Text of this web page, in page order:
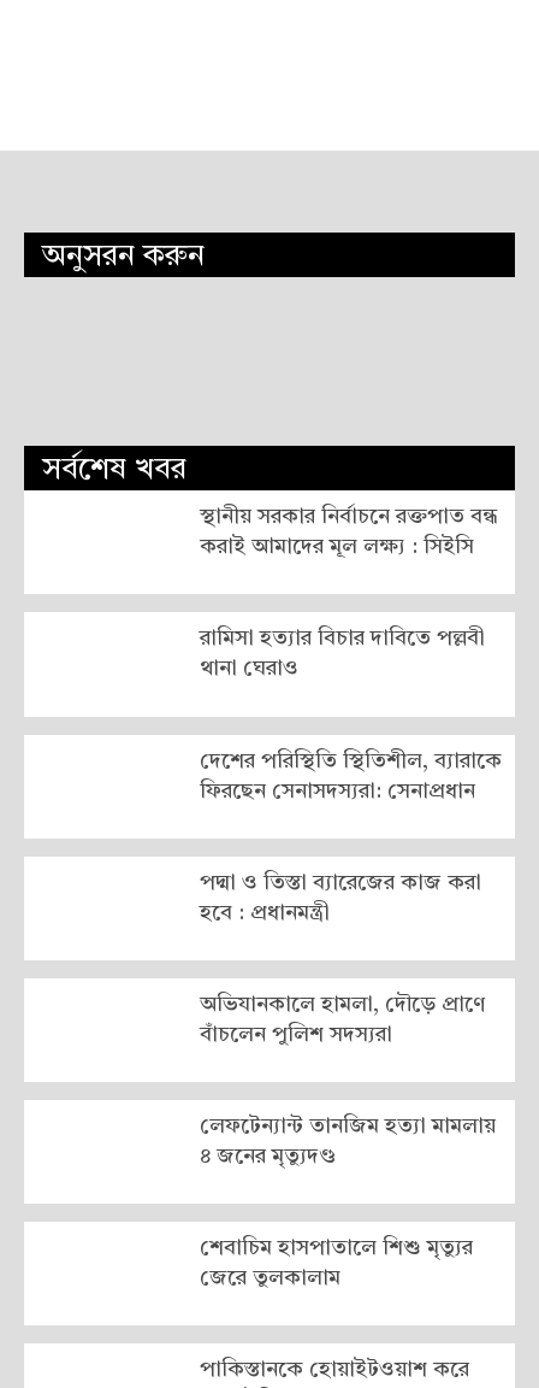
অনুসরন করুন
সর্বশেষ খবর
স্থানীয় সরকার নির্বাচনে রক্তপাত বন্ধ
করাই আমাদের মূল লক্ষ্য : সিইসি
রামিসা হত্যার বিচার দাবিতে পল্লবী
থানা ঘেরাও
দেশের পরিস্থিতি স্থিতিশীল, ব্যারাকে
ফিরছেন সেনাসদস্যরা: সেনাপ্রধান
পদ্মা ও তিস্তা ব্যারেজের কাজ করা
হবে : প্রধানমন্ত্রী
অভিযানকালে হামলা, দৌড়ে প্রাণে
বাঁচলেন পুলিশ সদস্যরা
লেফটেন্যান্ট তানজিম হত্যা মামলায়
৪ জনের মৃত্যুদণ্ড
শেবাচিম হাসপাতালে শিশু মৃত্যুর
জেরে তুলকালাম
পাকিস্তানকে হোয়াইটওয়াশ করে